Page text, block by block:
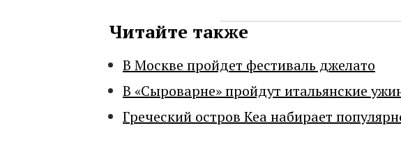
Читайте также
В Москве пройдет фестиваль джелато
В «Сыроварне» пройдут итальянские
Греческий остров Кеа набирает